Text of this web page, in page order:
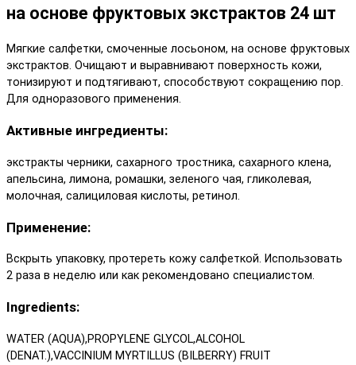
на основе фруктовых экстрактов 24 шт
Мягкие салфетки, смоченные лосьоном, на основе фруктовых
экстрактов. Очищают и выравнивают поверхность кожи,
тонизируют и подтягивают, способствуют сокращению пор.
Для одноразового применения.
Активные ингредиенты:
экстракты черники, сахарного тростника, сахарного клена,
апельсина, лимона, ромашки, зеленого чая, гликолевая,
молочная, салициловая кислоты, ретинол.
Применение:
Вскрыть упаковку, протереть кожу салфеткой. Использовать
2 раза в неделю или как рекомендовано специалистом.
Ingredients:
WATER (AQUA),PROPYLENE GLYCOL,ALCOHOL
(DENAT.),VACCINIUM MYRTILLUS (BILBERRY) FRUIT